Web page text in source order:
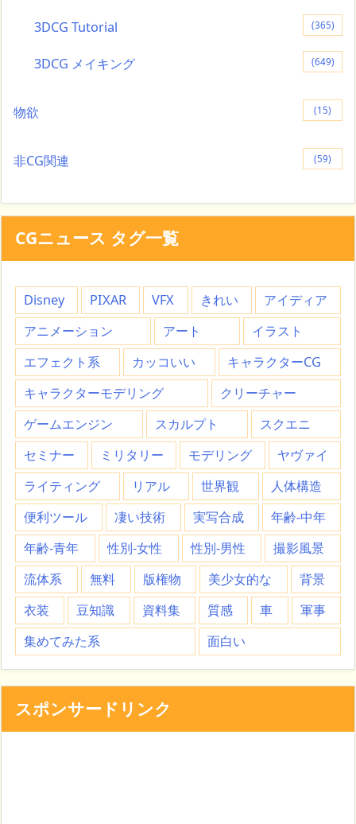
3DCG Tutorial (365)
3DCG メイキング (649)
物欲 (15)
非CG関連 (59)
CGニュース タグ一覧
Disney PIXAR VFX きれい
アイディア
アニメーション
アート
イラスト
エフェクト系
カッコいい
キャラクターCG
キャラクターモデリング
クリーチャー
ゲームエンジン
スカルプト
スクエニ
セミナー
ミリタリー モデリング
ヤヴァイ
ライティング
リアル 世界観
人体構造
便利ツール
凄い技術 実写合成
年齢-中年
年齢-青年
性別-女性 性別-男性
撮影風景
流体系
無料 版権物 美少女的な
背景
衣装
豆知識 資料集 質感 車
軍事
集めてみた系
面白い
スポンサードリンク